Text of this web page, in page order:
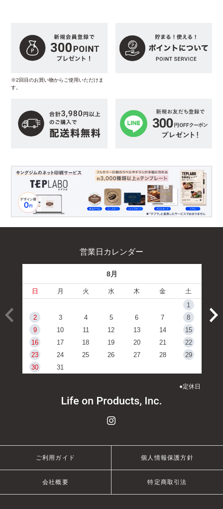
※2回目のお買い物からご使用いただけま
す。
営業日カレンダー
8月
日 月 火 水 木 金
土
1
2
3 4 5 6 7
8
9
10 11 12 13 14
15
16
17 18 19 20 21
22
23
24 25 26 27 28
29
30
31
●定休日
ご利用ガイド 個人情報保護方針
会社概要 特定商取引法